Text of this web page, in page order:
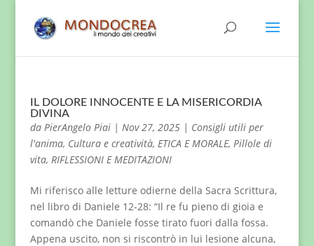
IL DOLORE INNOCENTE E LA MISERICORDIA
DIVINA
da PierAngelo Piai| Nov 27, 2025| Consigli utili per
l'anima, Cultura e creatività, ETICA E MORALE, Pillole di
vita, RIFLESSIONI E MEDITAZIONI
Mi riferisco alle letture odierne della Sacra Scrittura,
nel libro di Daniele 12-28: “Il re fu pieno di gioia e
comandò che Daniele fosse tirato fuori dalla fossa.
Appena uscito, non si riscontrò in lui lesione alcuna,